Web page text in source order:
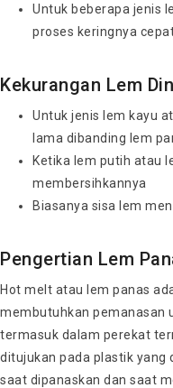
Untuk beberapa jenis
proses keringnya
Kekurangan Lem
Untuk jenis lem kayu
lama dibanding lem
Ketika lem putih atau
membersihkannya
Biasanya sisa lem
Pengertian Lem
Hot melt atau lem panas
membutuhkan pemanasan
termasuk dalam perekat
ditujukan pada plastik yang
saat dipanaskan dan saat